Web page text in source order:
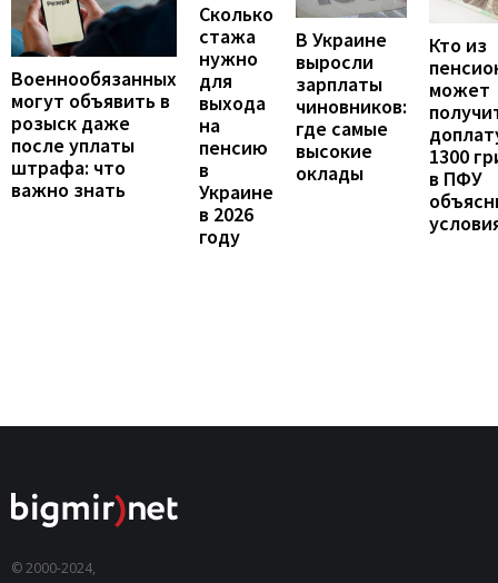
Военнообязанных
могут объявить в
розыск даже
после уплаты
штрафа: что
важно знать
Сколько
стажа
нужно
для
выхода
на
пенсию
в
Украине
в 2026
году
В Украине
выросли
зарплаты
чиновников:
где самые
высокие
оклады
Кто из
может
1300
в ПФУ
© 2000-2024,